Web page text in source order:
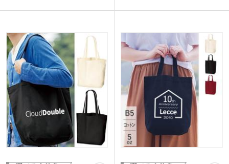
えやタオルが必要になるフィットネスジ
マチなしタイプですが、大きさもあるの
でマルチに使えます。折り畳んで携帯
し、お買い物の時にエコバッグとしても
活躍してくれますね。